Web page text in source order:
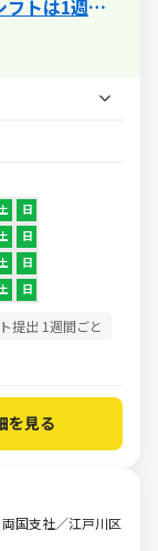
トは1週間
なく働けま
ろってます
日
日
日
日
提出 1週間ごと
を見る
国支社／江戸川区